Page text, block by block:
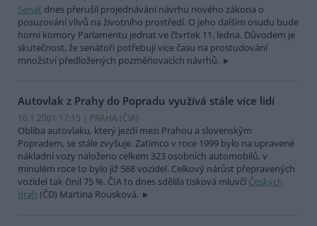
Senát dnes přerušil projednávání návrhu nového zákona o
posuzování vlivů na životního prostředí. O jeho dalším osudu bude
horní komory Parlamentu jednat ve čtvrtek 11. ledna. Důvodem je
skutečnost, že senátoři potřebují více času na prostudování
množství předložených pozměňovacích návrhů.
Autovlak z Prahy do Popradu využívá stále více lidí
10.1.2001 17:15 | PRAHA (ČIA)
Obliba autovlaku, který jezdí mezi Prahou a slovenským
Popradem, se stále zvyšuje. Zatímco v roce 1999 bylo na upravené
nákladní vozy naloženo celkem 323 osobních automobilů, v
minulém roce to bylo již 568 vozidel. Celkový nárůst přepravených
vozidel tak činil 75 %. ČIA to dnes sdělila tisková mluvčí Českých
drah (ČD) Martina Rousková.